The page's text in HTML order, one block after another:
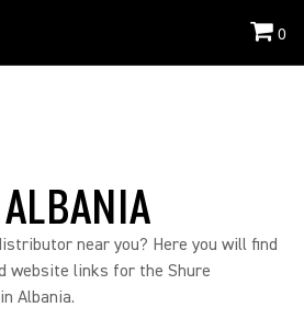
0
near you? Here you will find
website links for the Shure
Albania.